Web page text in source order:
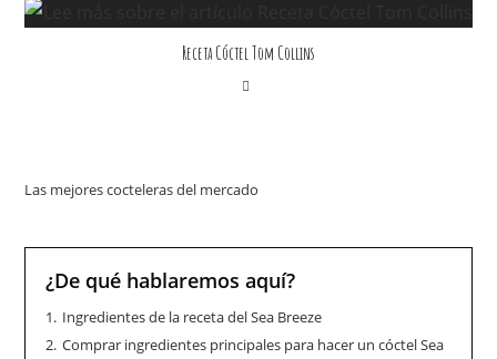
Receta Cóctel Tom Collins
Las mejores cocteleras del mercado
¿De qué hablaremos aquí?
1. Ingredientes de la receta del Sea Breeze
2. Comprar ingredientes principales para hacer un cóctel Sea